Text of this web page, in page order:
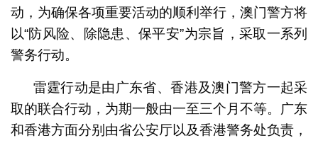
动，为确保各项重要活动的顺利举行，澳门警方将
以“防风险、除隐患、保平安”为宗旨，采取一系列
警务行动。
雷霆行动是由广东省、香港及澳门警方一起采
取的联合行动，为期一般由一至三个月不等。广东
和香港方面分别由省公安厅以及香港警务处负责，